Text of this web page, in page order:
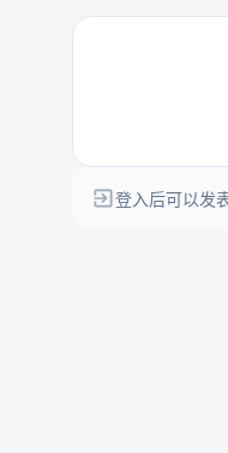
登入后可以发